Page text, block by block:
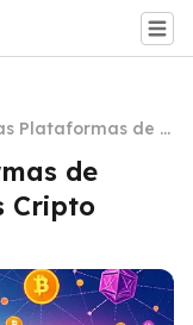
Plataformas de L
Projetos Cripto
de
Cripto